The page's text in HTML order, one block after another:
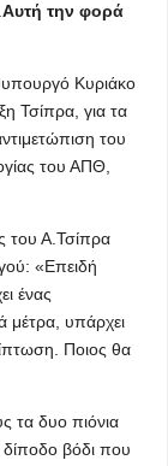
Αυτή την φορά
Κυριάκο
Τσίπρα, για τα
του
του ΑΠΘ,
του Α.Τσίπρα
«Επειδή
ένας
μέτρα, υπάρχει
Ποιος θα
τα δυο πιόνια
βόδι που